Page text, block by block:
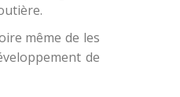
même de les
de